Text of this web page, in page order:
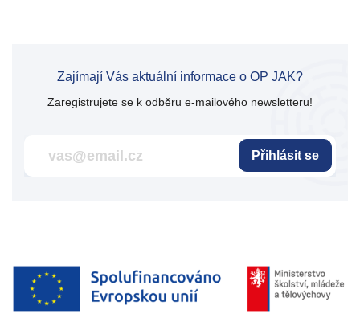
Zajímají Vás aktuální informace o OP JAK?
Zaregistrujete se k odběru e-mailového newsletteru!
Přihlásit se